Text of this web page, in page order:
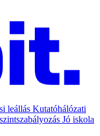
leállás Kutatóhálózati
Jó iskola